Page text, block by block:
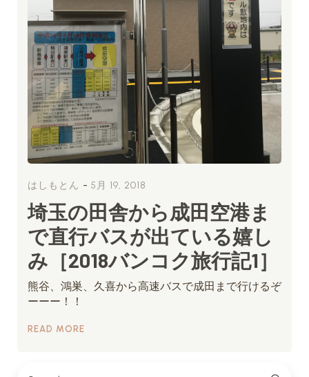
はしもとん - 5月 19, 2018
埼玉の田舎から成田空港ま
で直行バスが出ている嬉し
み［2018バンコク旅行記1］
熊谷、鴻巣、久喜から高速バスで成田まで行けるぞ
ーーー！！
READ MORE